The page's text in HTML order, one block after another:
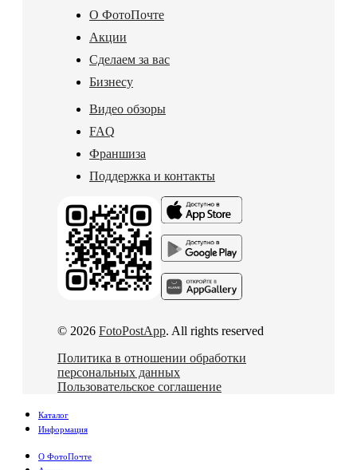
О ФотоПочте
Акции
Сделаем за вас
Бизнесу
Видео обзоры
FAQ
Франшиза
Поддержка и контакты
© 2026 FotoPostApp. All rights reserved
Политика в отношении обработки
персональных данных
Пользовательское соглашение
Каталог
Информация
О ФотоПочте